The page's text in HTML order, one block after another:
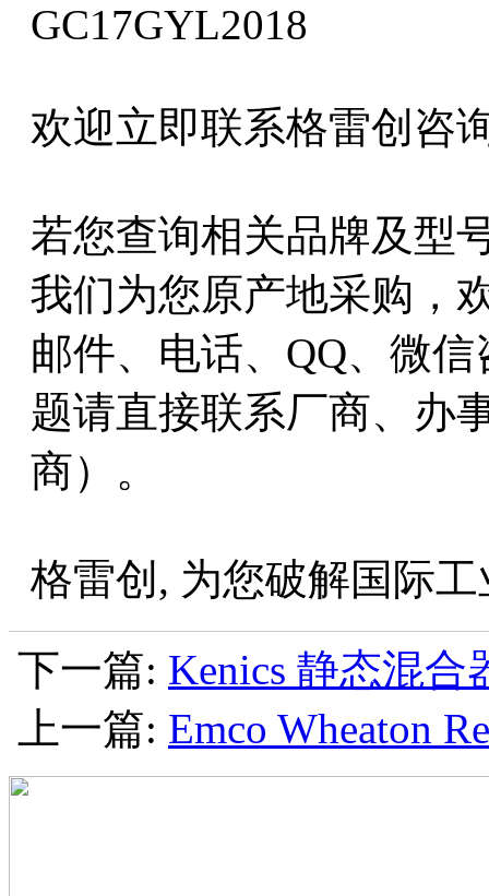
GC17GYL2018
欢迎立即联系格雷创咨
若您查询相关品牌及型
我们为您原产地采购，
邮件、电话、QQ、微
题请直接联系厂商、办
商）。
格雷创, 为您破解国际
下一篇: Kenics 静态混合
上一篇: Emco Wheaton